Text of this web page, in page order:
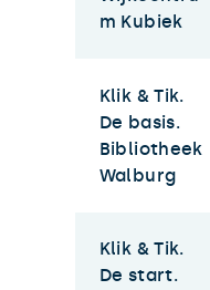
m Kubiek
Klik & Tik.
De basis.
Bibliotheek
Walburg
Klik & Tik.
De start.